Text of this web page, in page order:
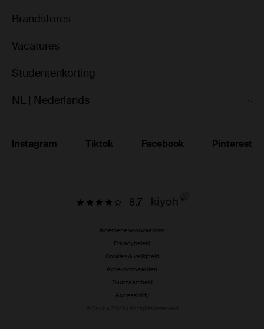
Brandstores
Vacatures
Studentenkorting
NL | Nederlands
Instagram Tiktok Facebook Pinterest
8.7
Algemene voorwaarden
Privacybeleid
Cookies & veiligheid
Actievoorwaarden
Duurzaamheid
Accessibility